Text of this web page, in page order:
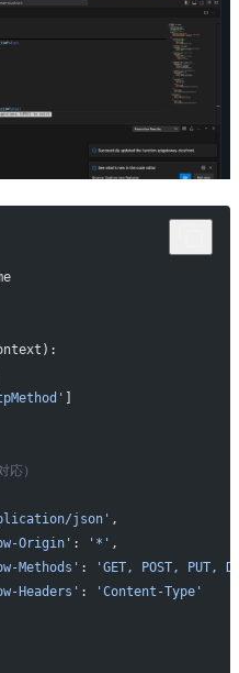
]
）
json' ,
Origin'
: '*' ,
Methods'
:
'GET, POST, PUT,
Headers'
:
'Content-Type'